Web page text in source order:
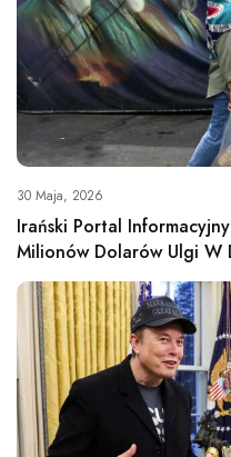
30 Maja, 2026
Irański Portal
Milionów Dolarów Ulgi W